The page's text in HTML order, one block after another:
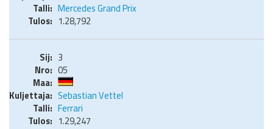
Mercedes Grand Prix
1.28,792
3
05
Sebastian Vettel
Ferrari
1.29,247